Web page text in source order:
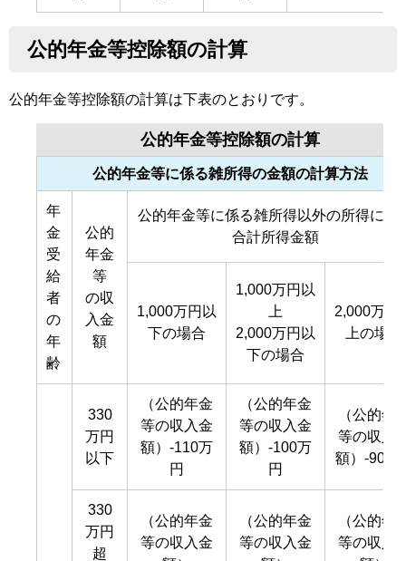
公的年金等控除額の計算
公的年金等控除額の計算は下表のとおりです。
公的年金等控除額の計算
公的年金等に係る雑所得の金額の計算方法
年
金
受
給
者
の
年
齢
公的
年金
等
の収
入金
額
公的年金等に係る雑所得以外の所得に係
合計所得金額
1,000万円以
下の場合
1,000万円以
上
2,000万円以
下の場合
2,000万円
上の場合
330
万円
以下
（公的年金
等の収入金
額）-110万
円
（公的年金
等の収入金
額）-100万
円
（公的年
等の収入
額）-90万
330
万円
超
（公的年金
等の収入金
（公的年金
等の収入金
（公的年
等の収入